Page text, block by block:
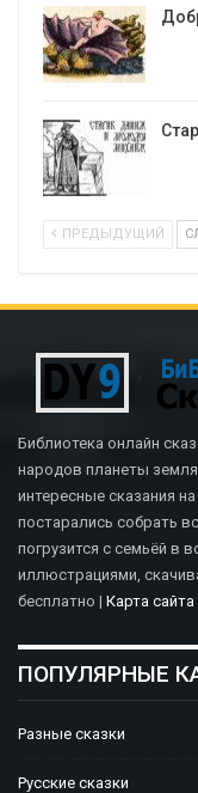
ПРЕДЫДУЩИЙ
Библиотека онлайн
народов планеты
интересные сказания
постарались собрать
погрузится с семьёй в
иллюстрациями,
бесплатно | Карта сайта
ПОПУЛЯРНЫЕ
Разные сказки
Русские сказки